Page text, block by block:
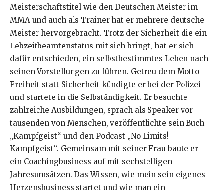
Meisterschaftstitel wie den Deutschen Meister im
MMA und auch als Trainer hat er mehrere deutsche
Meister hervorgebracht. Trotz der Sicherheit die ein
Lebzeitbeamtenstatus mit sich bringt, hat er sich
dafür entschieden, ein selbstbestimmtes Leben nach
seinen Vorstellungen zu führen. Getreu dem Motto
Freiheit statt Sicherheit kündigte er bei der Polizei
und startete in die Selbständigkeit. Er besuchte
zahlreiche Ausbildungen, sprach als Speaker vor
tausenden von Menschen, veröffentlichte sein Buch
„Kampfgeist“ und den Podcast „No Limits!
Kampfgeist“. Gemeinsam mit seiner Frau baute er
ein Coachingbusiness auf mit sechstelligen
Jahresumsätzen. Das Wissen, wie mein sein eigenes
Herzensbusiness startet und wie man ein